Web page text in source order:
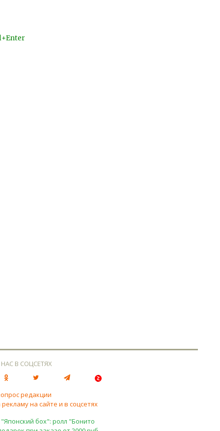
В СОЦСЕТЯХ
редакции
на сайте и в соцсетях
бох": ролл "Бонито